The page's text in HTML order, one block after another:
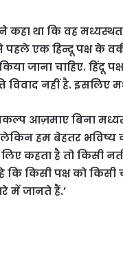
कहा था कि वह
एक हिन्दू पक्ष के
जाना चाहिए. हिंदू
नहीं है. इसलिए
आज़माए बिना
लेकिन हम बेहतर
कहता है तो किसी
कि किसी पक्ष को
में जानते हैं.’